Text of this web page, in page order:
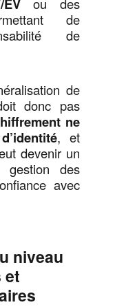
ou des
de
de
de
donc pas
ne
, et
devenir un
gestion des
avec
niveau
et